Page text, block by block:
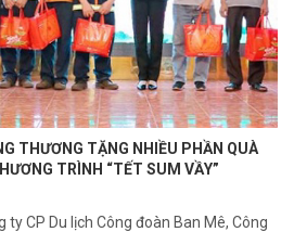
THƯƠNG TẶNG NHIỀU PHẦN QUÀ
TRÌNH “TẾT SUM VẦY”
ty CP Du lịch Công đoàn Ban Mê, Công
chức trao kinh phí hỗ trợ xây dựng nhà
viên công đoàn có hoàn cảnh...